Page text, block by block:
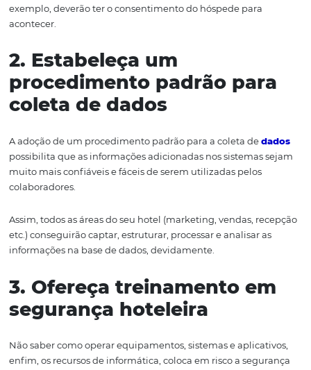
Um teclado com um botão verde escrito "data
Práticas eficazes para
segurança hoteleira
Agora que você já sabe a importância da proteção de
setores mais expostos a riscos de Segurança da
melhorar a segurança hoteleira. Vamos lá?